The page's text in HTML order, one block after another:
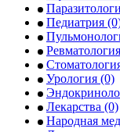
Педиатрия
Ревматология
Урология (0)
Лекарства (0)
Народная